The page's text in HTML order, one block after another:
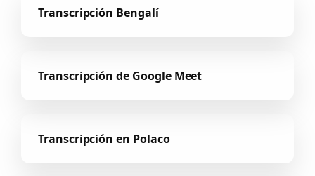
Transcripción Bengalí
Transcripción de Google Meet
Transcripción en Polaco